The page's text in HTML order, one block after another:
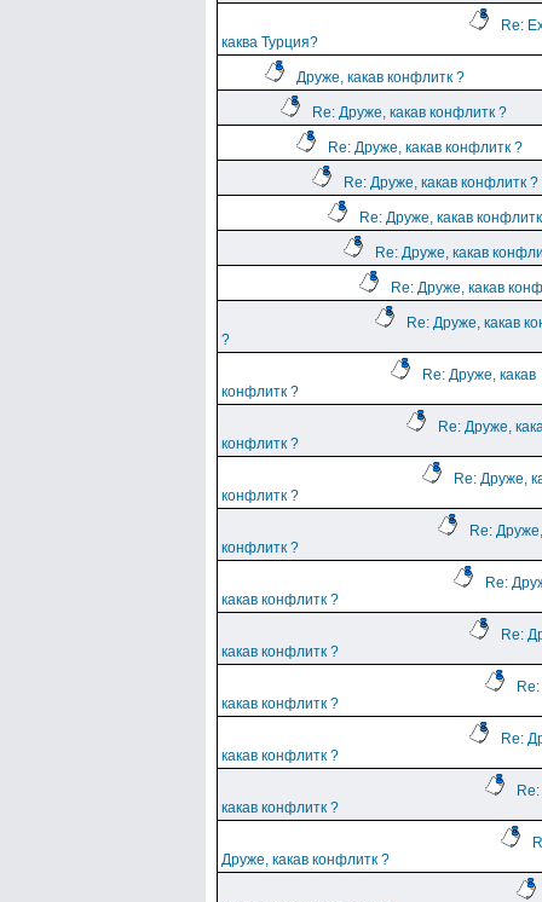
Re:
каква Турция?
Друже, какав конфлитк ?
Re: Друже, какав конфлитк ?
Re: Друже, какав конфлитк ?
Re: Друже, какав конфлитк ?
Re: Друже, какав
Re: Друже, какав
Re: Друже, какав
Re: Друже, какав
?
Re: Друже, какав
конфлитк ?
Re: Друже,
конфлитк ?
Re: Друже,
конфлитк ?
Re:
конфлитк ?
Re:
какав конфлитк ?
Re:
какав конфлитк ?
какав конфлитк ?
Re:
какав конфлитк ?
какав конфлитк ?
Друже, какав конфлитк ?